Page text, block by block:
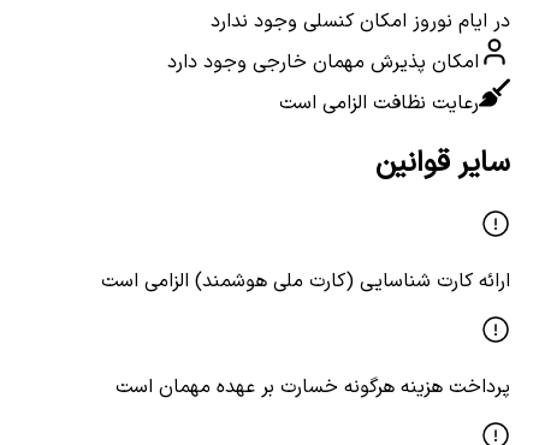
در ایام نوروز امکان کنسلی وجود ندارد
امکان پذیرش مهمان خارجی وجود دارد
رعایت نظافت الزامی است
سایر قوانین
ارائه کارت شناسایی (کارت ملی هوشمند) الزامی است
پرداخت هزینه هرگونه خسارت بر عهده مهمان است